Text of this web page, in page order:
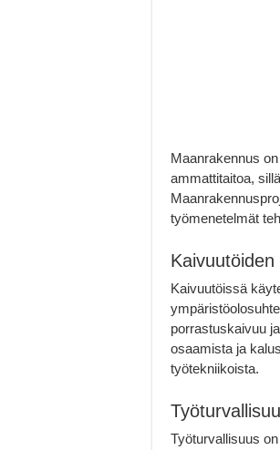
Maanrakennus
ammattitaitoa,
työmenetelmät
Kaivuutöissä
porrastuskaivuu
osaamista ja
työtekniikoista.
Työturvallisuus